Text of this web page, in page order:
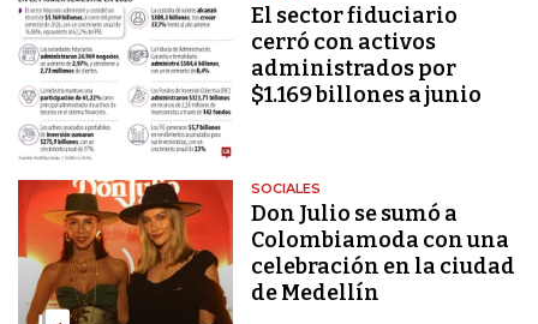
El sector fiduciario
cerró con activos
administrados por
$1.169 billones a junio
SOCIALES
Don Julio se sumó a
Colombiamoda con una
celebración en la ciudad
de Medellín